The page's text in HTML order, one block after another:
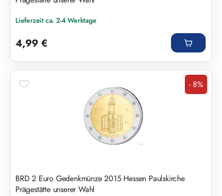
Lieferzeit ca. 2-4 Werktage
4,99 €
Rabatt
- 8%
BRD 2 Euro Gedenkmünze 2015 Hessen Paulskirche
Prägestätte unserer Wahl